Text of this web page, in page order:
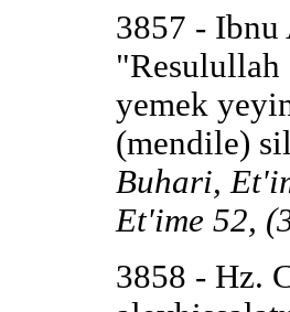
3857 - Ibnu
yemek
(mendile)
Buhari,
Et'ime 52,
3858 - Hz.